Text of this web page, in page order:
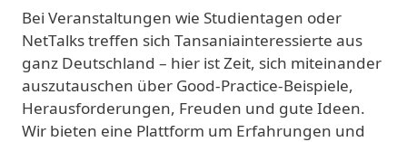
Bei Veranstaltungen wie Studientagen oder
NetTalks treffen sich Tansaniainteressierte aus
ganz Deutschland – hier ist Zeit, sich miteinander
auszutauschen über Good-Practice-Beispiele,
Herausforderungen, Freuden und gute Ideen.
Wir bieten eine Plattform um Erfahrungen und